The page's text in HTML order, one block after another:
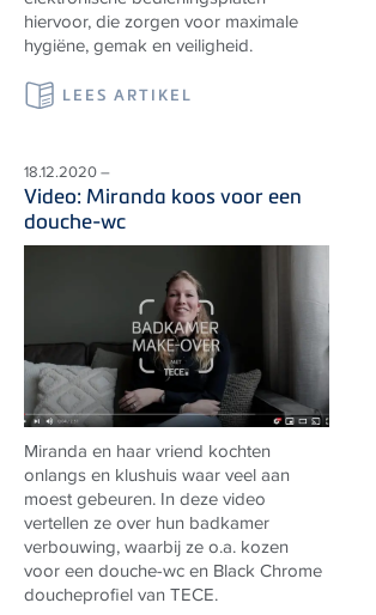
hiervoor, die zorgen voor maximale
hygiëne, gemak en veiligheid.
LEES ARTIKEL
18.12.2020 –
Video: Miranda koos voor een
douche-wc
Miranda en haar vriend kochten
onlangs en klushuis waar veel aan
moest gebeuren. In deze video
vertellen ze over hun badkamer
verbouwing, waarbij ze o.a. kozen
voor een douche-wc en Black Chrome
doucheprofiel van TECE.